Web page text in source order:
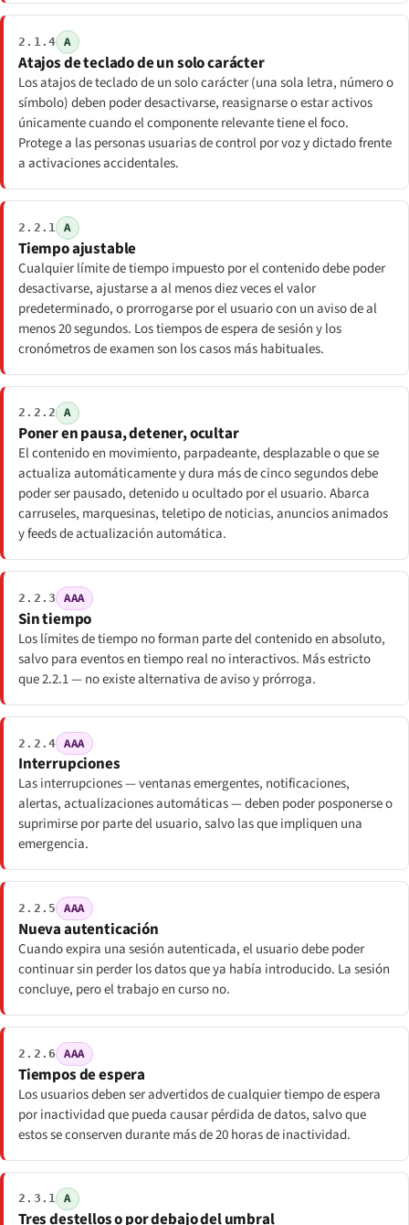
2.1.4 A
Atajos de teclado de un solo carácter
Los atajos de teclado de un solo carácter (una sola letra, número o
símbolo) deben poder desactivarse, reasignarse o estar activos
únicamente cuando el componente relevante tiene el foco.
Protege a las personas usuarias de control por voz y dictado frente
a activaciones accidentales.
2.2.1 A
Tiempo ajustable
Cualquier límite de tiempo impuesto por el contenido debe poder
desactivarse, ajustarse a al menos diez veces el valor
predeterminado, o prorrogarse por el usuario con un aviso de al
menos 20 segundos. Los tiempos de espera de sesión y los
cronómetros de examen son los casos más habituales.
2.2.2 A
Poner en pausa, detener, ocultar
El contenido en movimiento, parpadeante, desplazable o que se
actualiza automáticamente y dura más de cinco segundos debe
poder ser pausado, detenido u ocultado por el usuario. Abarca
carruseles, marquesinas, teletipo de noticias, anuncios animados
y feeds de actualización automática.
2.2.3 AAA
Sin tiempo
Los límites de tiempo no forman parte del contenido en absoluto,
salvo para eventos en tiempo real no interactivos. Más estricto
que 2.2.1 — no existe alternativa de aviso y prórroga.
2.2.4 AAA
Interrupciones
Las interrupciones — ventanas emergentes, notificaciones,
alertas, actualizaciones automáticas — deben poder posponerse o
suprimirse por parte del usuario, salvo las que impliquen una
emergencia.
2.2.5 AAA
Nueva autenticación
Cuando expira una sesión autenticada, el usuario debe poder
continuar sin perder los datos que ya había introducido. La sesión
concluye, pero el trabajo en curso no.
2.2.6 AAA
Tiempos de espera
Los usuarios deben ser advertidos de cualquier tiempo de espera
por inactividad que pueda causar pérdida de datos, salvo que
estos se conserven durante más de 20 horas de inactividad.
2.3.1 A
Tres destellos o por debajo del umbral